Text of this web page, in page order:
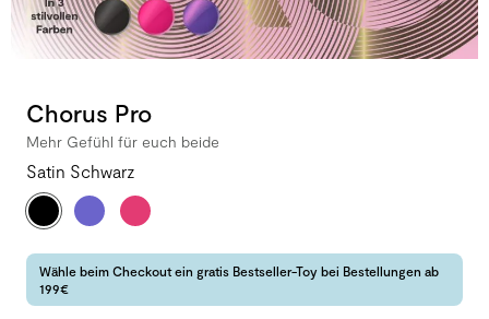
Chorus Pro
Mehr Gefühl für euch beide
Satin Schwarz
Wähle beim Checkout ein gratis Bestseller-Toy bei Bestellungen ab
199€